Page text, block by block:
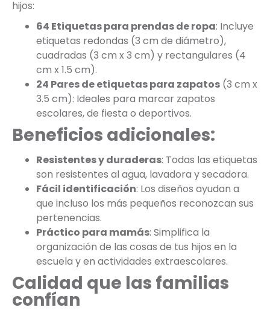
hijos:
64 Etiquetas para prendas de ropa: Incluye
etiquetas redondas (3 cm de diámetro),
cuadradas (3 cm x 3 cm) y rectangulares (4
cm x 1.5 cm).
24 Pares de etiquetas para zapatos (3 cm x
3.5 cm): Ideales para marcar zapatos
escolares, de fiesta o deportivos.
Beneficios adicionales:
Resistentes y duraderas: Todas las etiquetas
son resistentes al agua, lavadora y secadora.
Fácil identificación: Los diseños ayudan a
que incluso los más pequeños reconozcan sus
pertenencias.
Práctico para mamás: Simplifica la
organización de las cosas de tus hijos en la
escuela y en actividades extraescolares.
Calidad que las familias
confían